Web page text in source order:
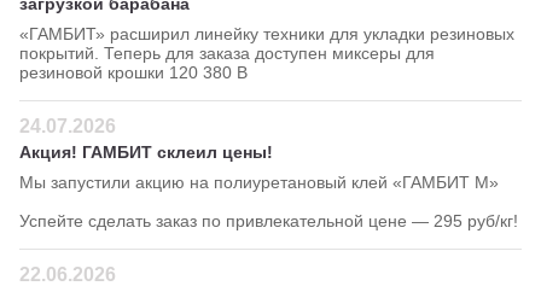
«ГАМБИТ» расширил линейку техники для укладки резиновых
покрытий. Теперь для заказа доступен миксеры для
резиновой крошки 120 380 В
24.07.2026
Акция! ГАМБИТ склеил цены!
Мы запустили акцию на полиуретановый клей «ГАМБИТ М»
Успейте сделать заказ по привлекательной цене — 295 руб/кг!
22.06.2026